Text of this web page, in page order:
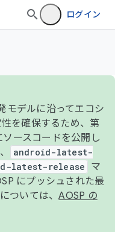
ログイン
モデルに沿ってエコシ
を確保するため、第
ースコードを公開し
android-latest-
latest-release
マ
にプッシュされた最
ついては、AOSP の